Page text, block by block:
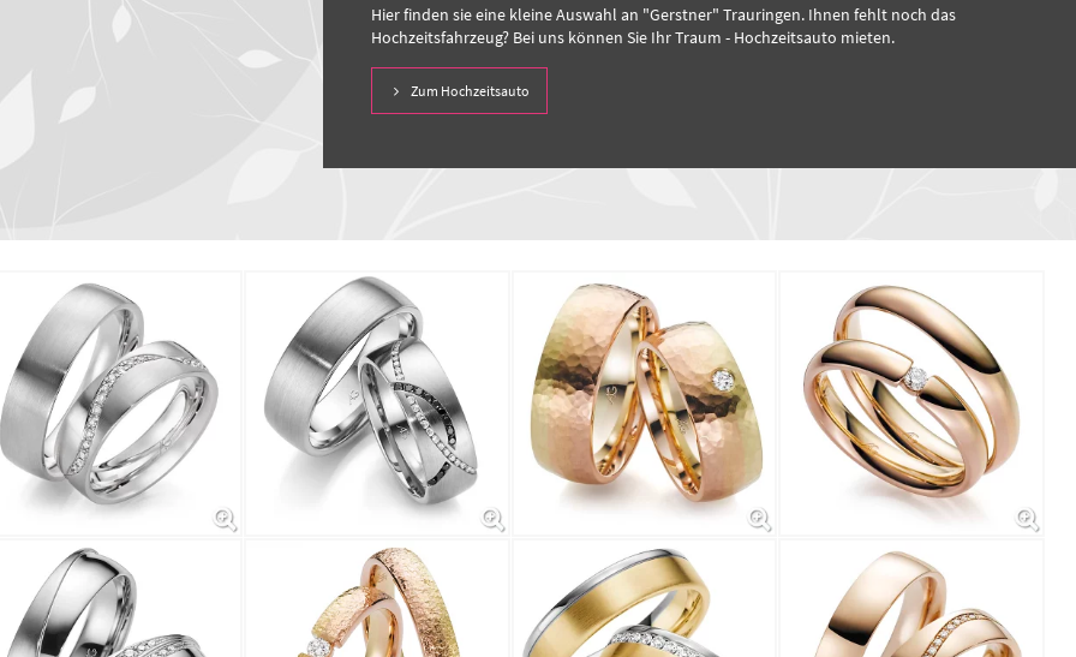
Hier finden sie eine kleine Auswahl an "Gerstner" Trauringen. Ihnen fehlt noch das
Hochzeitsfahrzeug? Bei uns können Sie Ihr Traum - Hochzeitsauto mieten.
Zum Hochzeitsauto